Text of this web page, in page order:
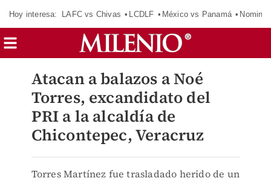
Hoy interesa: LAFC vs Chivas LCDLF México vs Panamá
Atacan a balazos a Noé
Torres, excandidato del
PRI a la alcaldía de
Chicontepec, Veracruz
Torres Martínez fue trasladado herido de un